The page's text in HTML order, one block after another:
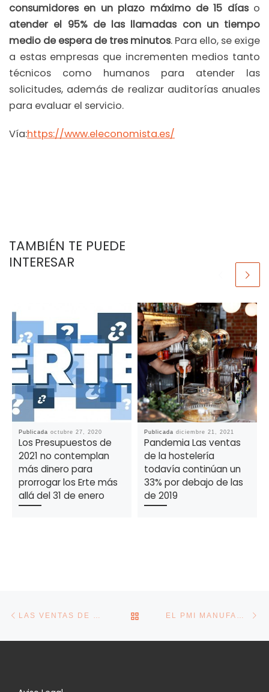
consumidores en un plazo máximo de 15 díaso
atender el 95% de las llamadas con un tiempo
medio de espera de tres minutos. Para ello, se exige
a estas empresas que incrementen medios tanto
técnicos como humanos para atender las
solicitudes, además de realizar auditorías anuales
para evaluar el servicio.
Vía:https://www.eleconomista.es/
TAMBIÉN TE PUEDE
INTERESAR
Publicada octubre 27, 2020
Los Presupuestos de
2021 no contemplan
más dinero para
prorrogar los Erte más
allá del 31 de enero
Publicada diciembre 21, 2021
Pandemia Las ventas
de la hostelería
todavía continúan un
33% por debajo de las
de 2019
VOLVER A LA LISTA DE